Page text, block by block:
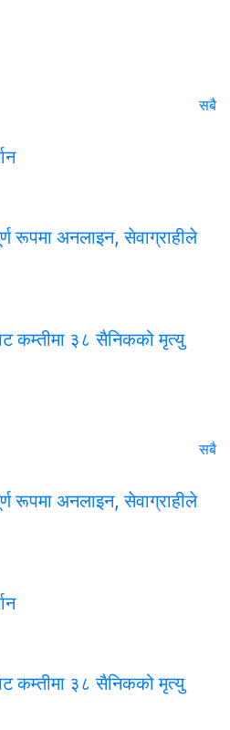
सबै
रूपमा अनलाइन, सेवाग्राहीले
कम्तीमा ३८ सैनिकको मृत्यु
सबै
रूपमा अनलाइन, सेवाग्राहीले
कम्तीमा ३८ सैनिकको मृत्यु